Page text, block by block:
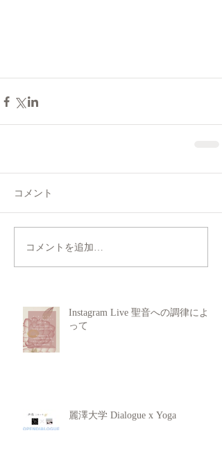
コメント
コメントを追加…
Instagram Live 聖音への調律によ
って
麗澤大学 Dialogue x Yoga